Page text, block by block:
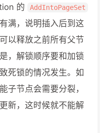
的
AddIntoPageSet
满，说明插入后到这
以释放之前所有父节
，解锁顺序要和加锁
死锁的情况发生。如
子节点会需要分裂，
新，这时候就不能解